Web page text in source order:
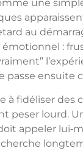
une
au
:
passe ensuite
à fidéliser des
peser lourd.
appeler